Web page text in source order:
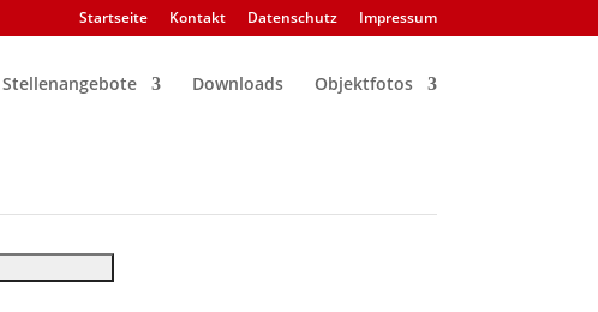
Startseite Kontakt Datenschutz Impressum
Stellenangebote Downloads Objektfotos